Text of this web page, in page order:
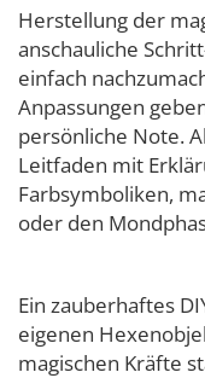
Herstellung der
anschauliche
einfach
Anpassungen
persönliche Note.
Leitfaden mit
Farbsymboliken,
oder den
Ein zauberhaftes
eigenen
magischen Kräfte